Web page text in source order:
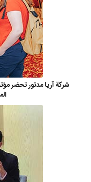
شركة آريا مدتور تحضر